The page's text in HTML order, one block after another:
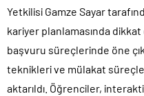
Yetkilisi Gamze Sayar
kariyer planlamasında
başvuru süreçlerinde öne
teknikleri ve mülakat
aktarıldı. Öğrenciler,